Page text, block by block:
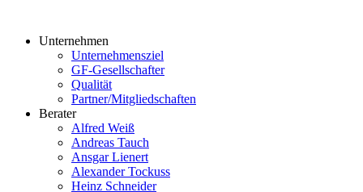
Unternehmen
Unternehmensziel
GF-Gesellschafter
Qualität
Partner/Mitgliedschaften
Berater
Alfred Weiß
Andreas Tauch
Ansgar Lienert
Alexander Tockuss
Heinz Schneider